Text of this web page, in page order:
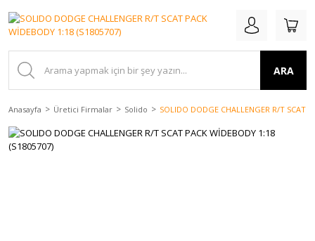
ARA
Anasayfa Üretici Firmalar Solido SOLIDO DODGE CHALLENGER R/T SCAT